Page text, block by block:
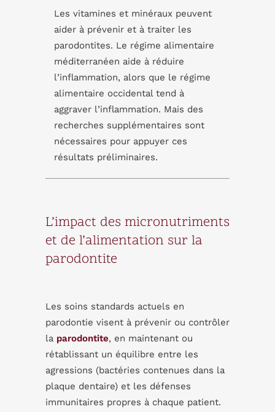
Les vitamines et minéraux peuvent
aider à prévenir et à traiter les
parodontites. Le régime alimentaire
méditerranéen aide à réduire
l’inflammation, alors que le régime
alimentaire occidental tend à
aggraver l’inflammation. Mais des
recherches supplémentaires sont
nécessaires pour appuyer ces
résultats préliminaires.
L’impact des micronutriments
et de l’alimentation sur la
parodontite
Les soins standards actuels en
parodontie visent à prévenir ou contrôler
la parodontite, en maintenant ou
rétablissant un équilibre entre les
agressions (bactéries contenues dans la
plaque dentaire) et les défenses
immunitaires propres à chaque patient.